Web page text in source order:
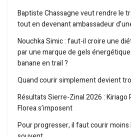
Baptiste Chassagne veut rendre le
tout en devenant ambassadeur
Nouchka Simic : faut-il croire une
par une marque de gels
banane en trail ?
Quand courir simplement devient
Résultats Sierre-Zinal 2026 : Kiriago
Florea s’imposent
Pour progresser, il faut courir